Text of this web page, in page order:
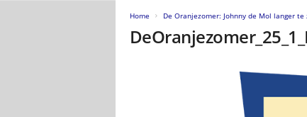
Home De Oranjezomer: Johnny de Mol langer